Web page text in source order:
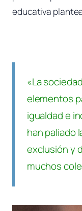
educativa
«La
elementos
igualdad e
han paliado
exclusión y
muchos